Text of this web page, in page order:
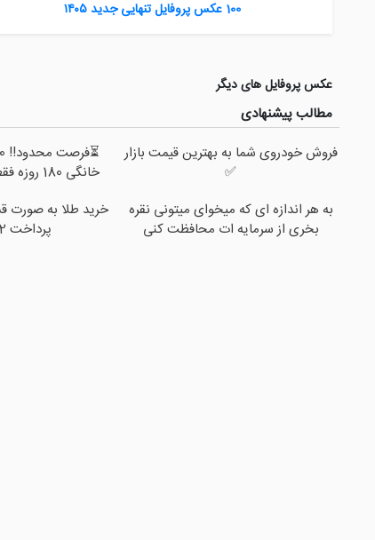
100 عکس پروفایل تنهایی جدید ۱۴۰۵
عکس پروفایل های دیگر
مطالب پیشنهادی
فروش خودروی شما به بهترین قیمت بازار
✅
خانگی 180 روزه فقط 600 هزارتومان!!
به هر اندازه ای که میخوای میتونی نقره
بخری از سرمایه ات محافظت کنی
خرید طلا به صورت
پرداخت 12 ماهه )